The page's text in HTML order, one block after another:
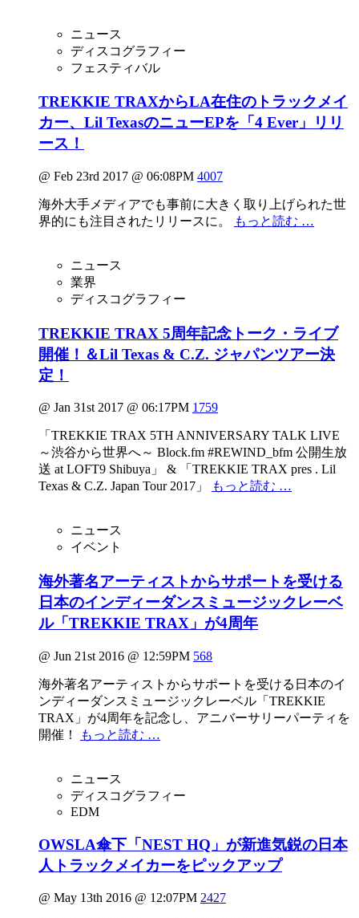
ニュース
ディスコグラフィー
フェスティバル
TREKKIE TRAXからLA在住のトラックメイ
カー、Lil TexasのニューEPを「4 Ever」リリ
ース！
@ Feb 23rd 2017 @ 06:08PM 4007
海外大手メディアでも事前に大きく取り上げられた世
界的にも注目されたリリースに。
もっと読む …
ニュース
業界
ディスコグラフィー
TREKKIE TRAX 5周年記念トーク・ライブ
開催！＆Lil Texas & C.Z. ジャパンツアー決
定！
@ Jan 31st 2017 @ 06:17PM 1759
「TREKKIE TRAX 5TH ANNIVERSARY TALK LIVE
～渋谷から世界へ～ Block.fm #REWIND_bfm 公開生放
送 at LOFT9 Shibuya」 & 「TREKKIE TRAX pres . Lil
Texas & C.Z. Japan Tour 2017」
もっと読む …
ニュース
イベント
海外著名アーティストからサポートを受ける
日本のインディーダンスミュージックレーベ
ル「TREKKIE TRAX」が4周年
@ Jun 21st 2016 @ 12:59PM 568
海外著名アーティストからサポートを受ける日本のイ
ンディーダンスミュージックレーベル「TREKKIE
TRAX」が4周年を記念し、アニバーサリーパーティを
開催！
もっと読む …
ニュース
ディスコグラフィー
EDM
OWSLA傘下「NEST HQ」が新進気鋭の日本
人トラックメイカーをピックアップ
@ May 13th 2016 @ 12:07PM 2427